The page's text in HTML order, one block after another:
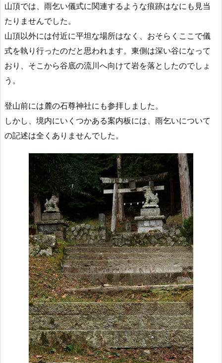
山頂では、雨乞い儀式に関連するような痕跡はなにも見当
たりませんでした。
山頂以外には付近に平坦な場所はなく、おそらくここで儀
式を執り行ったのだと思われます。東側は深い谷になって
おり、そこから谷底の流川へ向けて岩を落としたのでしょ
う。
登山前には麓の石尊神社にも参拝しました。
しかし、境内にいくつかある案内板には、雨乞いについて
の記述は全くありませんでした。